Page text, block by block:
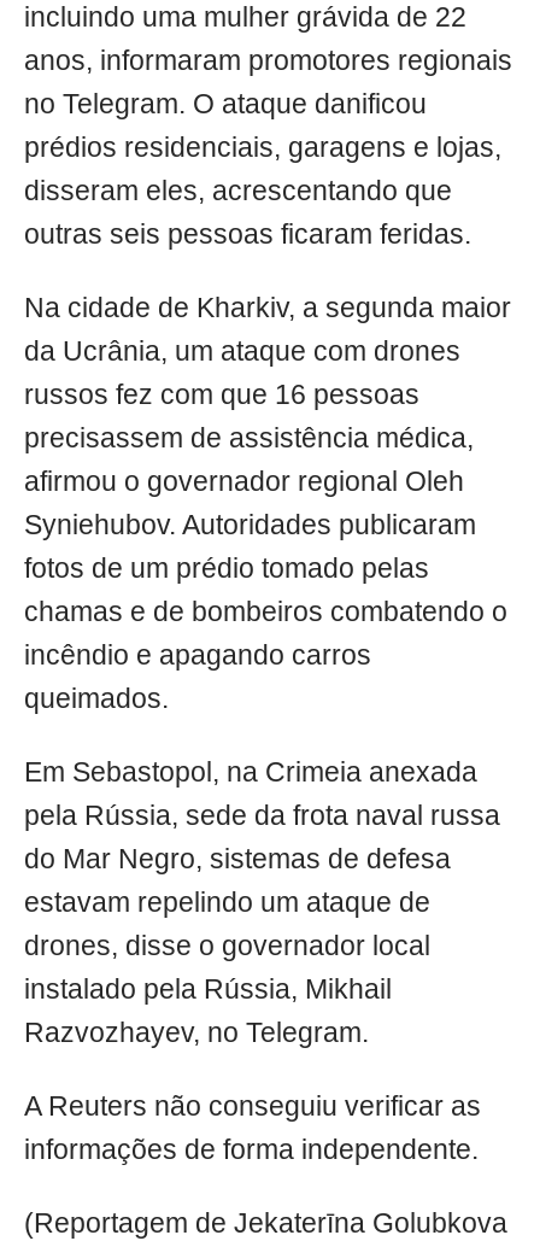
incluindo uma mulher grávida de 22
anos, informaram promotores regionais
no Telegram. O ataque danificou
prédios residenciais, garagens e lojas,
disseram eles, acrescentando que
outras seis pessoas ficaram feridas.
Na cidade de Kharkiv, a segunda maior
da Ucrânia, um ataque com drones
russos fez com que 16 pessoas
precisassem de assistência médica,
afirmou o governador regional Oleh
Syniehubov. Autoridades publicaram
fotos de um prédio tomado pelas
chamas e de bombeiros combatendo o
incêndio e apagando carros
queimados.
Em Sebastopol, na Crimeia anexada
pela Rússia, sede da frota naval russa
do Mar Negro, sistemas de defesa
estavam repelindo um ataque de
drones, disse o governador local
instalado pela Rússia, Mikhail
Razvozhayev, no Telegram.
A Reuters não conseguiu verificar as
informações de forma independente.
(Reportagem de Jekaterīna Golubkova